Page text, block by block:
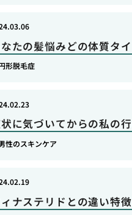
たの髪悩みどの体質タ
形脱毛症
に気づいてからの私の
性のスキンケア
ナステリドとの違い特